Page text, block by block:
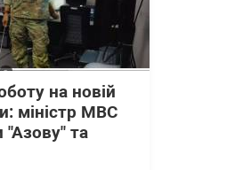
на новій
міністр МВС
"Азову" та